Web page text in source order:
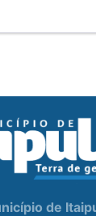
de